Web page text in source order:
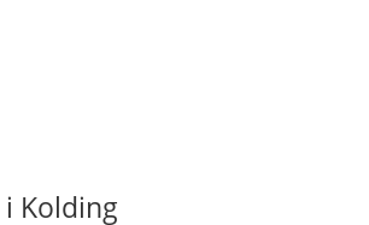
i Kolding